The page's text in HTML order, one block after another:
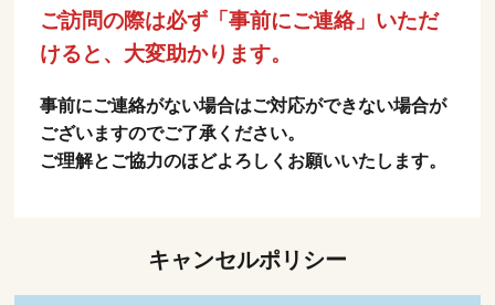
ご訪問の際は必ず「事前にご連絡」いただ
けると、大変助かります。
事前にご連絡がない場合はご対応ができない場合が
ございますのでご了承ください。
ご理解とご協力のほどよろしくお願いいたします。
キャンセルポリシー